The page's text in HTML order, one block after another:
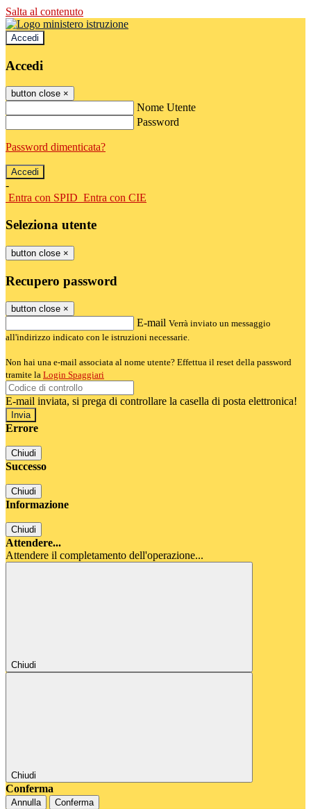
Salta al contenuto
Accedi
Accedi
button close ×
Nome Utente
Password
Password dimenticata?
-
Entra con SPID Entra con CIE
Seleziona utente
button close ×
Recupero password
button close ×
E-mail Verrà inviato un messaggio
all'indirizzo indicato con le istruzioni necessarie.
Non hai una e-mail associata al nome utente? Effettua il reset della password
tramite la Login Spaggiari
E-mail inviata, si prega di controllare la casella di posta elettronica!
Errore
Chiudi
Successo
Chiudi
Informazione
Chiudi
Attendere...
Attendere il completamento dell'operazione...
Chiudi
Chiudi
Conferma
Annulla Conferma